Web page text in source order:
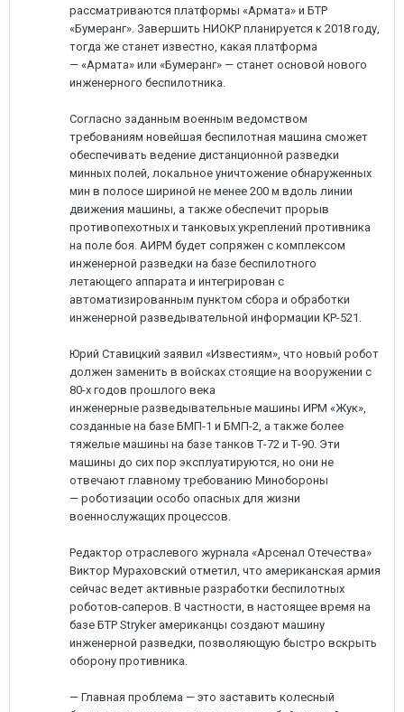
рассматриваются платформы «Армата» и БТР
«Бумеранг». Завершить НИОКР планируется к 2018 году,
тогда же станет известно, какая платформа
— «Армата» или «Бумеранг» — станет основой нового
инженерного беспилотника.
Согласно заданным военным ведомством
требованиям новейшая беспилотная машина сможет
обеспечивать ведение дистанционной разведки
минных полей, локальное уничтожение обнаруженных
мин в полосе шириной не менее 200 м вдоль линии
движения машины, а также обеспечит прорыв
противопехотных и танковых укреплений противника
на поле боя. АИРМ будет сопряжен с комплексом
инженерной разведки на базе беспилотного
летающего аппарата и интегрирован с
автоматизированным пунктом сбора и обработки
инженерной разведывательной информации КР-521.
Юрий Ставицкий заявил «Известиям», что новый робот
должен заменить в войсках стоящие на вооружении с
80-х годов прошлого века
инженерные разведывательные машины ИРМ «Жук»,
созданные на базе БМП-1 и БМП-2, а также более
тяжелые машины на базе танков Т-72 и Т-90. Эти
машины до сих пор эксплуатируются, но они не
отвечают главному требованию Минобороны
— роботизации особо опасных для жизни
военнослужащих процессов.
Редактор отраслевого журнала «Арсенал Отечества»
Виктор Мураховский отметил, что американская армия
сейчас ведет активные разработки беспилотных
роботов-саперов. В частности, в настоящее время на
базе БТР Stryker американцы создают машину
инженерной разведки, позволяющую быстро вскрыть
оборону противника.
— Главная проблема — это заставить колесный